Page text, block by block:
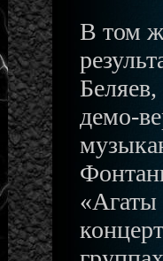
В том
демо-
«Агаты